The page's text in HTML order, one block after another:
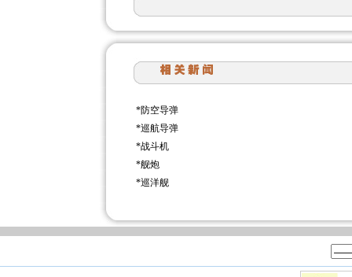
*防空导弹
*巡航导弹
*战斗机
*舰炮
*巡洋舰